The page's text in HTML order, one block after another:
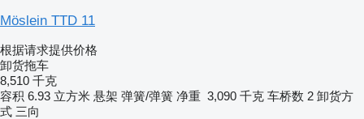
Möslein TTD 11
根据请求提供价格
卸货拖车
8,510 千克
容积 6.93 立方米 悬架 弹簧/弹簧 净重 3,090 千克 车桥数 2 卸货方
式 三向